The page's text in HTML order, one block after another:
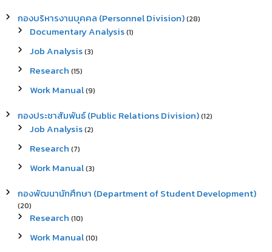
กองบริหารงานบุคคล (Personnel Division)(28)
Documentary Analysis(1)
Job Analysis(3)
Research (15)
Work Manual(9)
กองประชาสัมพันธ์ (Public Relations Division)(12)
Job Analysis(2)
Research (7)
Work Manual(3)
กองพัฒนานักศึกษา (Department of Student Development)
(20)
Research (10)
Work Manual(10)